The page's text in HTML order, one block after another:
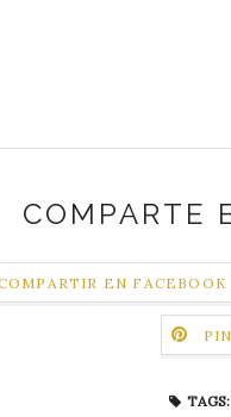
COMPARTE
EN FACEBOOK
TAGS: